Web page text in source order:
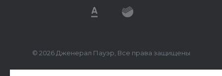
© 2026 Дженерал Пауэр, Все права защищены